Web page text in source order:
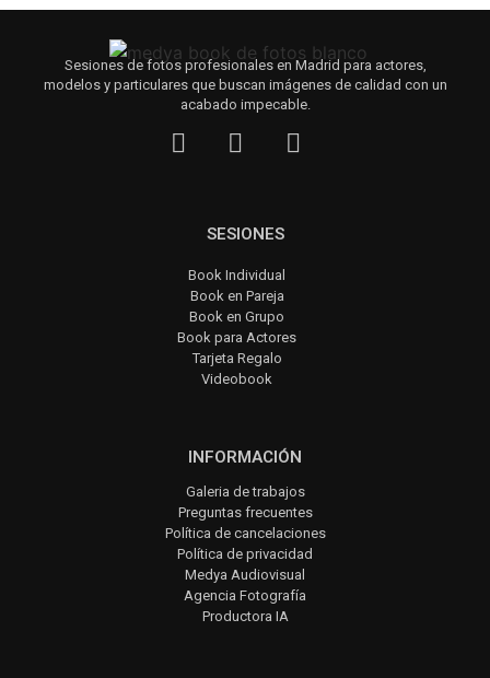
Sesiones de fotos profesionales en Madrid para actores,
modelos y particulares que buscan imágenes de calidad con un
acabado impecable.
SESIONES
Book Individual
Book en Pareja
Book en Grupo
Book para Actores
Tarjeta Regalo
Videobook
INFORMACIÓN
Galeria de trabajos
Preguntas frecuentes
Política de cancelaciones
Política de privacidad
Medya Audiovisual
Agencia Fotografía
Productora IA